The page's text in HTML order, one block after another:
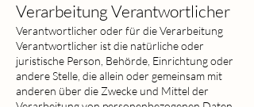
Verarbeitung Verantwortlicher
Verantwortlicher oder für die Verarbeitung
Verantwortlicher ist die natürliche oder
juristische Person, Behörde, Einrichtung oder
andere Stelle, die allein oder gemeinsam mit
anderen über die Zwecke und Mittel der